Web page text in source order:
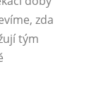
zda
tým